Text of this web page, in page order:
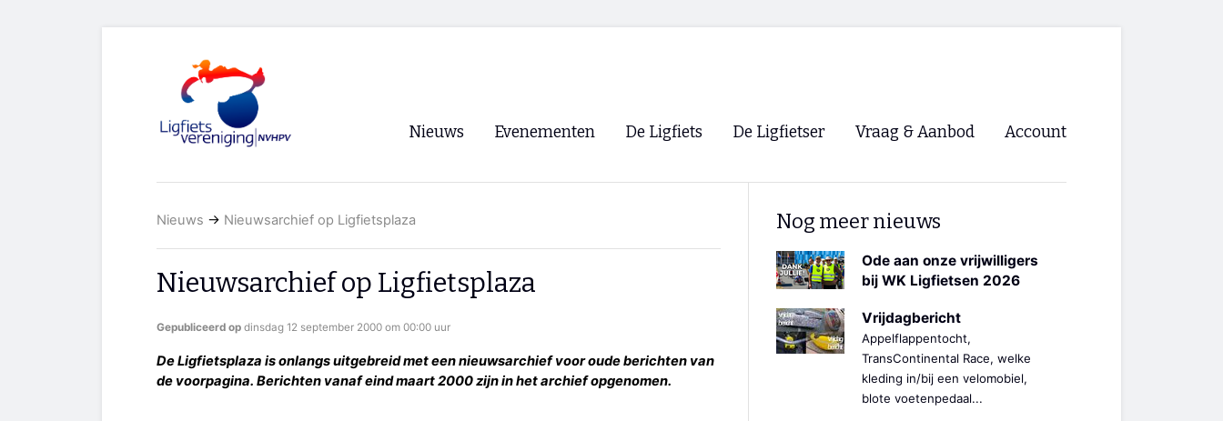
Nieuws
RSS
Evenementen
WK Ligfietsen 2026
Oliebollentocht
De Ligfiets De Ligfietser
Ligfietsvereninging NVHPV
Lokale Fietsverenigingen
EHPVA & EuSupino 🡺
Vraag & Aanbod Account
Nieuws → Nieuwsarchief op Ligfietsplaza
Nieuwsarchief op Ligfietsplaza
Gepubliceerd op dinsdag 12 september 2000 om 00:00 uur
De Ligfietsplaza is onlangs uitgebreid met een nieuwsarchief voor oude berichten van
de voorpagina. Berichten vanaf eind maart 2000 zijn in het archief opgenomen.
Nog meer nieuws
Ode aan onze vrijwilligers
bij WK Ligfietsen 2026
Vrijdagbericht
Appelflappentocht,
TransContinental Race, welke
kleding in/bij een velomobiel,
blote voetenpedaal...